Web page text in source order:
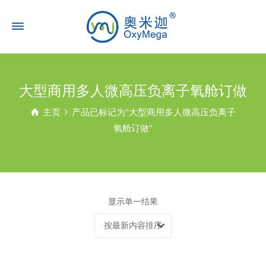
大型商用多人微高压负离子氧舱订做
主页
产品已标记为“大型商用多人微高压负离子
氧舱订做”
显示单一结果
按最新内容排序